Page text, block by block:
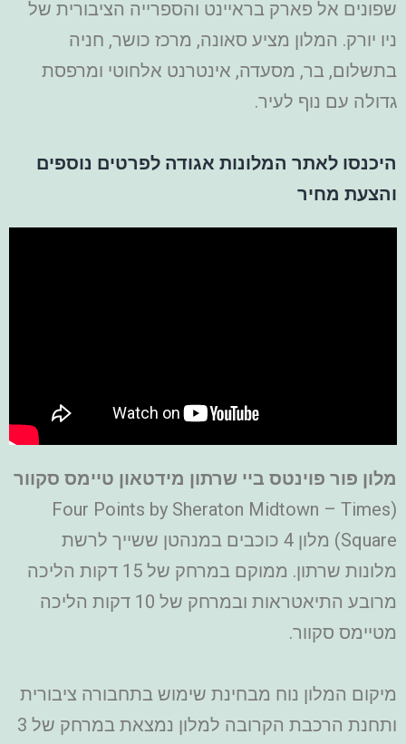
שפונים אל פארק בראיינט והספרייה הציבורית של
ניו יורק. המלון מציע סאונה, מרכז כושר, חניה
בתשלום, בר, מסעדה, אינטרנט אלחוטי ומרפסת
גדולה עם נוף לעיר.
היכנסו לאתר המלונות אגודה לפרטים נוספים
והצעת מחיר
מלון פור פוינטס ביי שרתון מידטאון טיימס סקוור
(Four Points by Sheraton Midtown – Times
Square) מלון 4 כוכבים במנהטן ששייך לרשת
מלונות שרתון. ממוקם במרחק של 15 דקות הליכה
מרובע התיאטראות ובמרחק של 10 דקות הליכה
מטיימס סקוור.
מיקום המלון נוח מבחינת שימוש בתחבורה ציבורית
ותחנת הרכבת הקרובה למלון נמצאת במרחק של 3